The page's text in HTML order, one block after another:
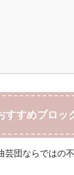
すすめブロッ
芸団ならではの